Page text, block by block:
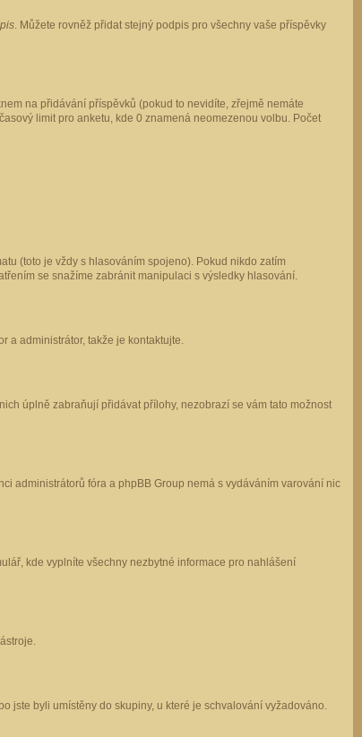
. Můžete rovněž přidat stejný podpis pro všechny vaše příspěvky
na přidávání příspěvků (pokud to nevidíte, zřejmě nemáte
limit pro anketu, kde 0 znamená neomezenou volbu. Počet
(toto je vždy s hlasováním spojeno). Pokud nikdo zatím
se snažíme zabránit manipulaci s výsledky hlasování.
a administrátor, takže je kontaktujte.
úplně zabraňují přidávat přílohy, nezobrazí se vám tato možnost
administrátorů fóra a phpBB Group nemá s vydáváním varování nic
kde vyplníte všechny nezbytné informace pro nahlášení
jste byli umístěny do skupiny, u které je schvalování vyžadováno.